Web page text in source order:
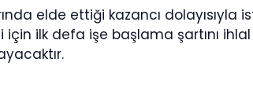
elde ettiği kazancı
ilk defa işe başlama şartını